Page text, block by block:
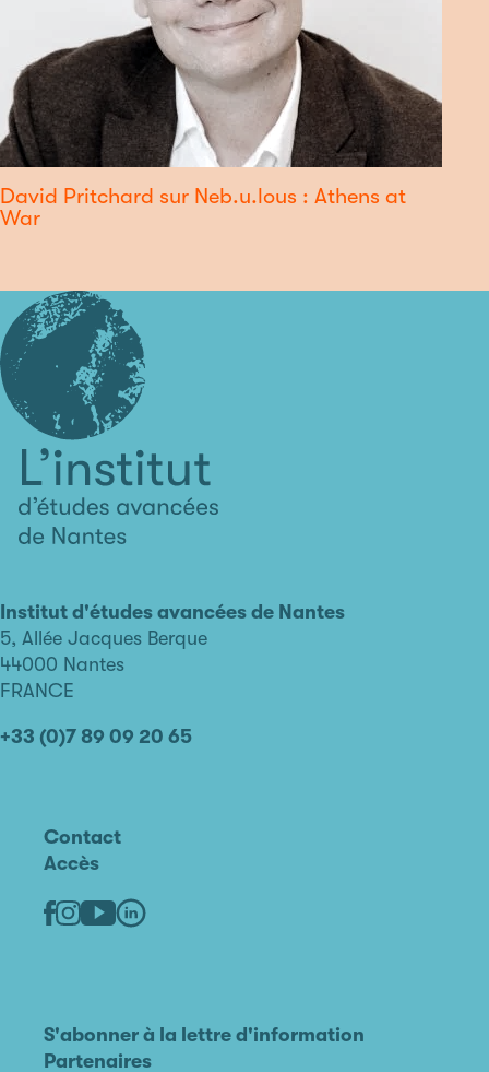
David Pritchard sur Neb.u.lous : Athens at
War
avancées
de
Nantes
Institut d'études avancées de Nantes
5, Allée Jacques Berque
44000 Nantes
FRANCE
+33 (0)7 89 09 20 65
Contact
Accès
Facebook
Instagram
Youtube
Linkedin
S'abonner à la lettre d'information
Partenaires